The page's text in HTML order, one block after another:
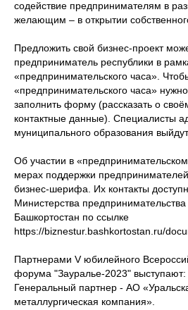
содействие предпринимателям в
желающим – в открытии
Предложить свой бизнес-проект
предприниматель республики в
«предпринимательского часа».
«предпринимательского часа»
заполнить форму (рассказать о
контактные данные). Специалисты
муниципального образования выйдут
Об участии в
мерах поддержки
бизнес-шерифа. Их контакты
Министерства
Башкортостан по ссылке
https://biznestur.bashkortostan.ru/
Партнерами V юбилейного
форума "Зауралье-2023" выступают:
Генеральный партнер - АО
металлургическая компания».